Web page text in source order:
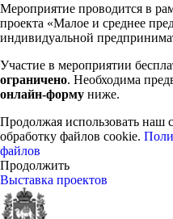
Мероприятие проводится в
проекта «Малое и среднее
индивидуальной
Участие в мероприятии
ограничено. Необходима
онлайн-форму ниже.
Продолжая использовать наш
обработку файлов cookie.
файлов
Продолжить
Выставка проектов